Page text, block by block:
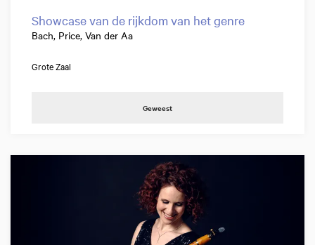
Showcase van de rijkdom van het genre
Bach, Price, Van der Aa
Grote Zaal
Geweest